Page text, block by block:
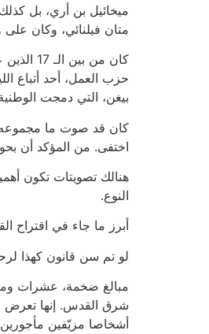
ميخائيل بن أري، بل
متان فيلنائي، وكان
كان
حزب العمل، أحد أتباع
بيغن، التي دمجت
اختفى. من المؤكد أن
هنالك تصويتات تكون
النوع.
أبرز ما جاء في اقتراح
لو تم سن قانون كهذا
مبالغ ضخمة، عشرات
شرق القدس. إنها تعرض
أشخاصا مزيّفين